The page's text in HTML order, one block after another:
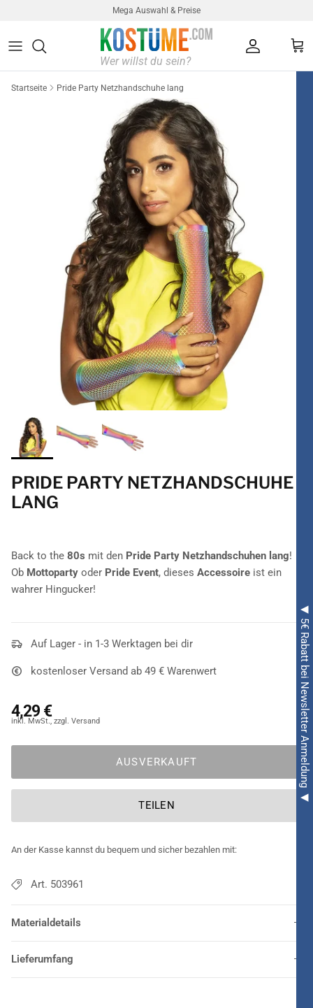
Mega Auswahl & Preise
◀ 5€ Rabatt bei Newsletter Anmeldung ◀
Startseite Pride Party Netzhandschuhe lang
PRIDE PARTY NETZHANDSCHUHE
LANG
Back to the 80s mit den Pride Party Netzhandschuhen lang!
Ob Mottoparty oder Pride Event, dieses Accessoire ist ein
wahrer Hingucker!
Auf Lager - in 1-3 Werktagen bei dir
kostenloser Versand ab 49 € Warenwert
4,29 €
AUSVERKAUFT
TEILEN
An der Kasse kannst du bequem und sicher bezahlen mit:
Art. 503961
Materialdetails
Lieferumfang